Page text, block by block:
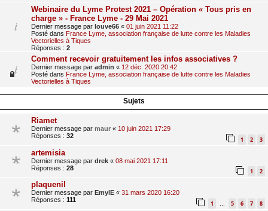
Webinaire du Lyme Protest 2021 – Opération « Tous pris en
charge » - France Lyme - 29 Mai 2021
Dernier message par louve66 « 01 juin 2021 11:22
Posté dans France Lyme, association française de lutte contre les Maladies
Vectorielles à Tiques
Réponses : 2
Comment recevoir gratuitement les infos associatives ?
Dernier message par admin « 12 déc. 2020 20:42
Posté dans France Lyme, association française de lutte contre les Maladies
Vectorielles à Tiques
Sujets
Riamet
Dernier message par maur « 10 juin 2021 17:29
Réponses : 32 1 2 3
artemisia
Dernier message par drek « 08 mai 2021 17:11
Réponses : 28 1 2
plaquenil
Dernier message par EmylE « 31 mars 2020 16:20
Réponses : 111 1 … 5 6 7 8